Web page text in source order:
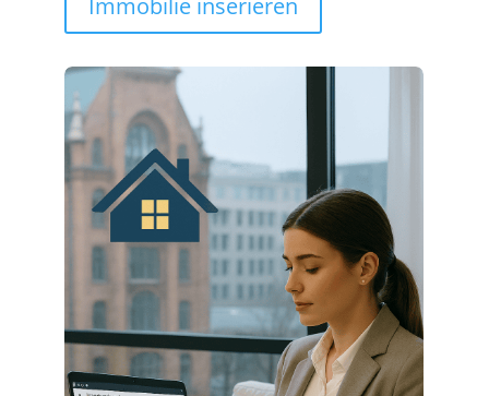
Immobilie inserieren